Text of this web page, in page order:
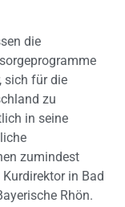
die
sich für die
zu
in seine
zumindest
in Bad
Rhön.